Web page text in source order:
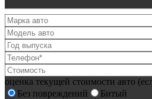
оценка текущей стоимости авто
Без повреждений
Битый